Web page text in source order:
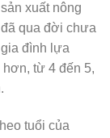
xuất nông
qua đời chưa
đình lựa
từ 4 đến 5,
tuổi của